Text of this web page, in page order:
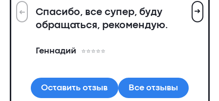
Спасибо, все супер, буду
обращаться, рекомендую.
Геннадий
➜ ➜
Оставить отзыв Все отзывы